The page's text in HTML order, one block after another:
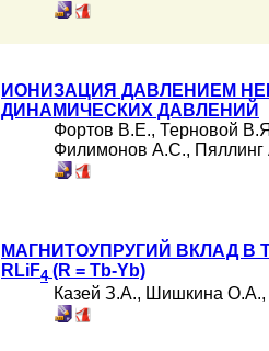
ИОНИЗАЦИЯ ДАВЛЕНИЕМ
ДИНАМИЧЕСКИХ ДАВЛЕНИЙ
Фортов В.Е., Терновой
Филимонов А.С.,
МАГНИТОУПРУГИЙ ВКЛАД
RLiF4 (R = Tb-Yb)
Казей З.А., Шишкина О.А.,